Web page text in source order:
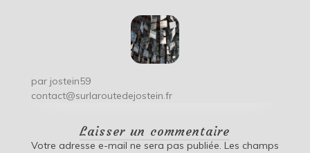
par jostein59
contact@surlaroutedejostein.fr
Laisser un commentaire
Votre adresse e-mail ne sera pas publiée. Les champs